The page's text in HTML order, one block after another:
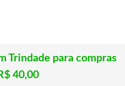
Trindade para compras
40,00